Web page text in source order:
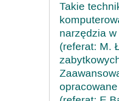
Takie
narzędzia
(referat: M.